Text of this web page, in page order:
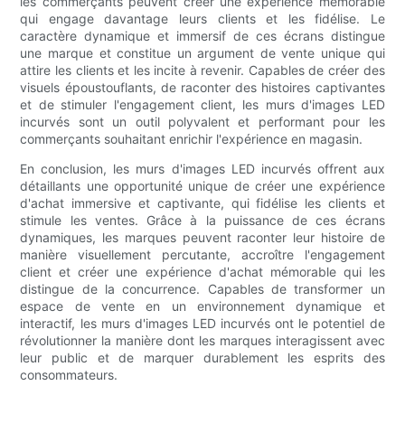
qui engage davantage leurs clients et les fidélise. Le
caractère dynamique et immersif de ces écrans distingue
une marque et constitue un argument de vente unique qui
attire les clients et les incite à revenir. Capables de créer des
visuels époustouflants, de raconter des histoires captivantes
et de stimuler l'engagement client, les murs d'images LED
incurvés sont un outil polyvalent et performant pour les
commerçants souhaitant enrichir l'expérience en magasin.
En conclusion, les murs d'images LED incurvés offrent aux
détaillants une opportunité unique de créer une expérience
d'achat immersive et captivante, qui fidélise les clients et
stimule les ventes. Grâce à la puissance de ces écrans
dynamiques, les marques peuvent raconter leur histoire de
manière visuellement percutante, accroître l'engagement
client et créer une expérience d'achat mémorable qui les
distingue de la concurrence. Capables de transformer un
espace de vente en un environnement dynamique et
interactif, les murs d'images LED incurvés ont le potentiel de
révolutionner la manière dont les marques interagissent avec
leur public et de marquer durablement les esprits des
consommateurs.